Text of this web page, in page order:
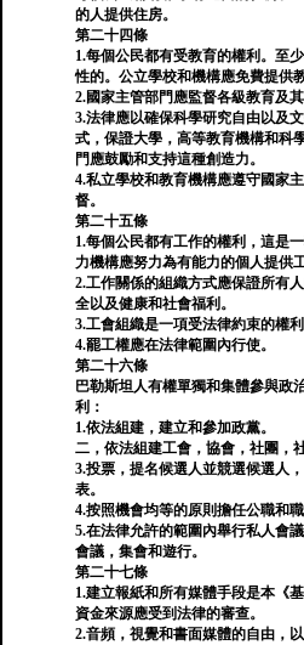
的人提供住房。
第二十四條
1.每個公民都有受教育的權利。至
性的。公立學校和機構應免費提供教
2.國家主管部門應監督各級教育及
3.法律應以確保科學研究自由以及
式，保證大學，高等教育機構和科
門應鼓勵和支持這種創造力。
4.私立學校和教育機構應遵守國家
督。
第二十五條
1.每個公民都有工作的權利，這是
力機構應努力為有能力的個人提供工
2.工作關係的組織方式應保證所有
全以及健康和社會福利。
3.工會組織是一項受法律約束的權利
4.罷工權應在法律範圍內行使。
第二十六條
巴勒斯坦人有權單獨和集體參與政
利：
1.依法組建，建立和參加政黨。
二，依法組建工會，協會，社團，
3.投票，提名候選人並競選候選人
表。
4.按照機會均等的原則擔任公職和職
5.在法律允許的範圍內舉行私人會
會議，集會和遊行。
第二十七條
1.建立報紙和所有媒體手段是本《
資金來源應受到法律的審查。
2.音頻，視覺和書面媒體的自由，